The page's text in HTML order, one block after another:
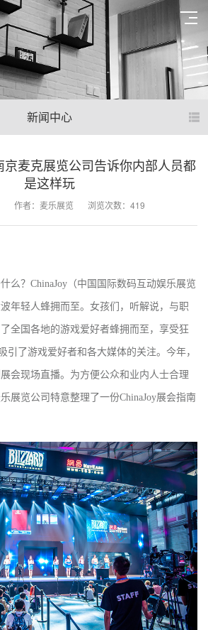
新闻中心
麦克展览公司告诉你内部人员都
是这样玩
作者：麦乐展览 浏览次数：419
么？ ChinaJoy （中国国际数码互动娱乐展览
年轻人蜂拥而至。女孩们，听解说，与职
全国各地的游戏爱好者蜂拥而至，享受狂
引了游戏爱好者和各大媒体的关注。今年，
会现场直播。为方便公众和业内人士合理
展览公司 特意整理了一份ChinaJoy展会指南